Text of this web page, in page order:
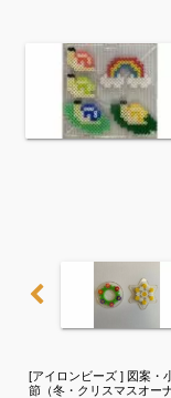
[アイロンビーズ ] 図案・
節（冬・クリスマスオー